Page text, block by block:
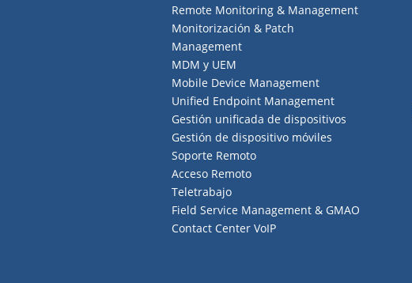
Remote Monitoring & Management
Monitorización & Patch
Management
MDM y UEM
Mobile Device Management
Unified Endpoint Management
Gestión unificada de dispositivos
Gestión de dispositivo móviles
Soporte Remoto
Acceso Remoto
Teletrabajo
Field Service Management & GMAO
Contact Center VoIP